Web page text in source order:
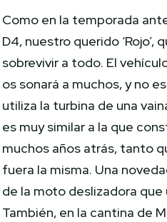
Como en la temporada
D4, nuestro querido
sobrevivir a todo. El
os sonará a muchos, y no
utiliza la turbina de una
es muy similar a la que
muchos años atrás, tanto
fuera la misma. Una
de la moto deslizadora que
También, en la cantina de